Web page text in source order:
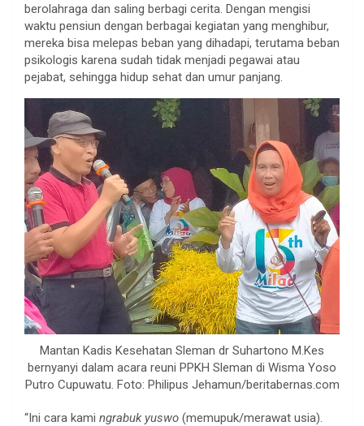
berolahraga dan saling berbagi cerita. Dengan mengisi
waktu pensiun dengan berbagai kegiatan yang menghibur,
mereka bisa melepas beban yang dihadapi, terutama beban
psikologis karena sudah tidak menjadi pegawai atau
pejabat, sehingga hidup sehat dan umur panjang.
Mantan Kadis Kesehatan Sleman dr Suhartono M.Kes
bernyanyi dalam acara reuni PPKH Sleman di Wisma Yoso
Putro Cupuwatu. Foto: Philipus Jehamun/beritabernas.com
“Ini cara kami ngrabuk yuswo (memupuk/merawat usia).